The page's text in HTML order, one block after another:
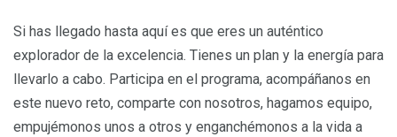
Si has llegado hasta aquí es que eres un auténtico
explorador de la excelencia. Tienes un plan y la energía para
llevarlo a cabo. Participa en el programa, acompáñanos en
este nuevo reto, comparte con nosotros, hagamos equipo,
empujémonos unos a otros y enganchémonos a la vida a